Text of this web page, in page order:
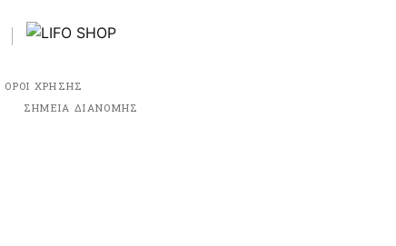
ΟΡΟΙ ΧΡΗΣΗΣ
ΣΗΜΕΙΑ ΔΙΑΝΟΜΗΣ